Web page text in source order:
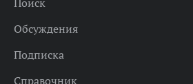
Поиск
Обсуждения
Подписка
Справочник